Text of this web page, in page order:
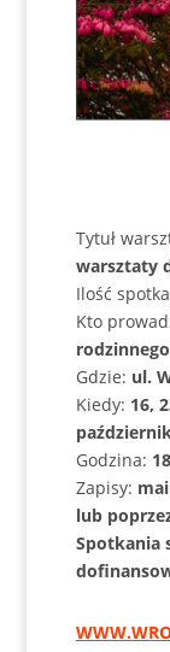
Tytuł
warsztaty
Ilość
Kto
Gdzie: ul.
Kiedy: 16,
Godzina:
Zapisy:
lub
Spotkania